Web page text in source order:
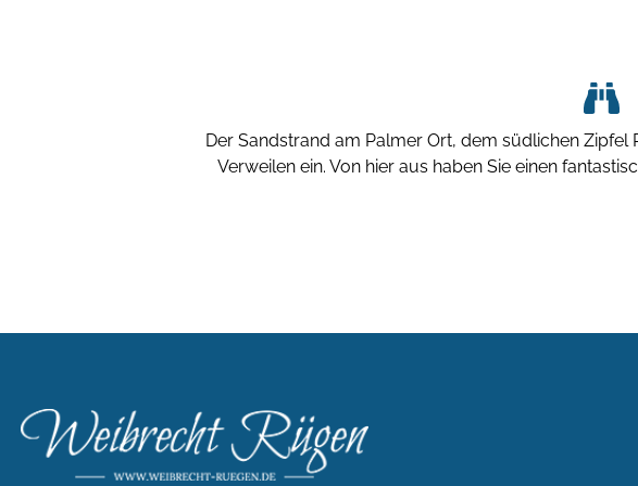
Der Sandstrand am Palmer Ort, dem südlichen Zipfel
Verweilen ein. Von hier aus haben Sie einen